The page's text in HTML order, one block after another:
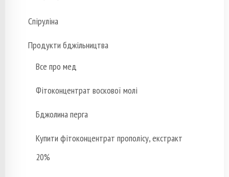
Спіруліна
Продукти бджільництва
Все про мед
Фітоконцентрат воскової молі
Бджолина перга
Купити фітоконцентрат прополісу, екстракт
20%